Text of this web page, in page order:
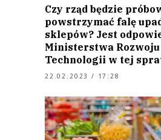
Czy rząd będzie
powstrzymać falę
sklepów? Jest
Ministerstwa
Technologii w tej
22.02.2023 / 17:28